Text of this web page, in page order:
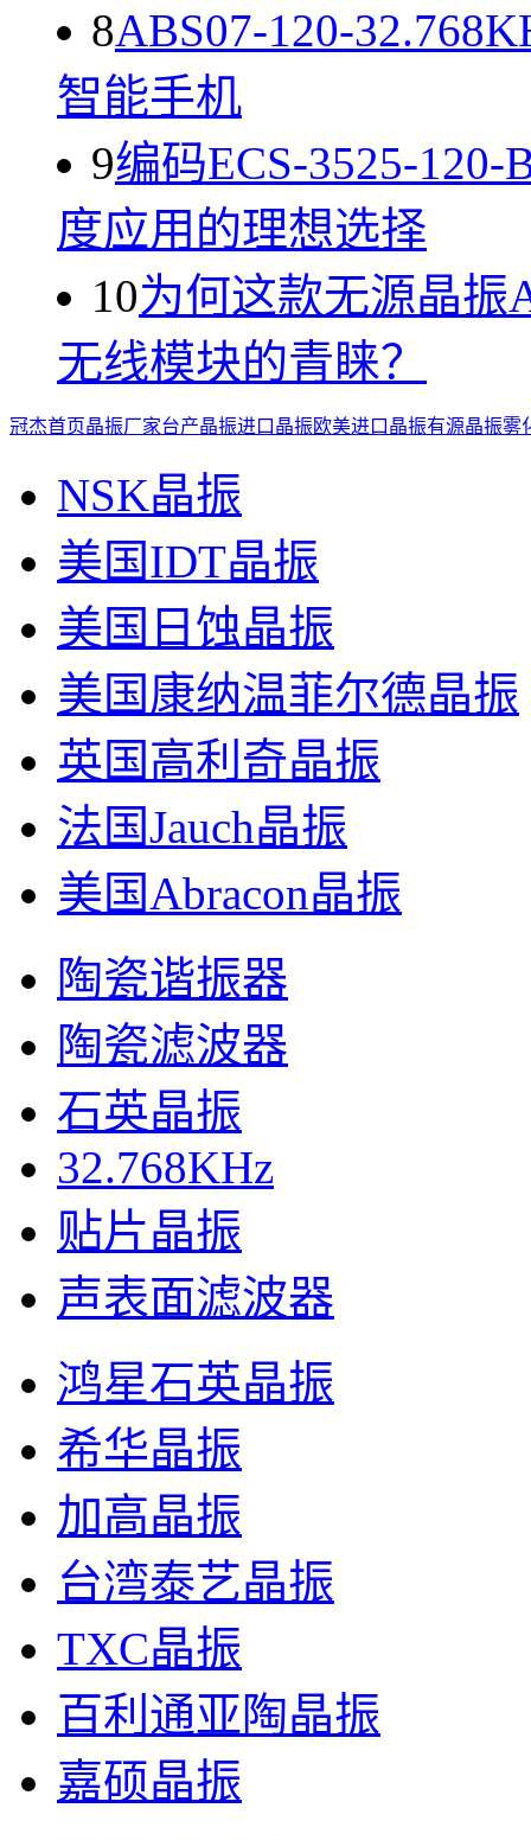
8ABS07-120-
智能手机
9编码ECS-3525-
度应用的理想选择
10为何这款无源晶振
无线模块的青睐？
冠杰首页晶振厂家台产晶振进口晶振欧美进口晶振有源晶振雾
NSK晶振
美国IDT晶振
美国日蚀晶振
美国康纳温菲尔德晶振
英国高利奇晶振
法国Jauch晶振
美国Abracon晶振
陶瓷谐振器
陶瓷滤波器
石英晶振
32.768KHz
贴片晶振
声表面滤波器
鸿星石英晶振
希华晶振
加高晶振
台湾泰艺晶振
TXC晶振
百利通亚陶晶振
嘉硕晶振